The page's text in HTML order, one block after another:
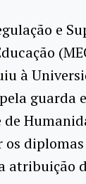
e
à
guarda
atribuição